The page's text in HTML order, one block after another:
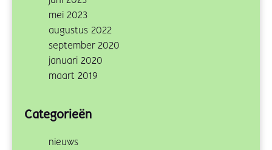
mei 2023
augustus 2022
september 2020
januari 2020
maart 2019
Categorieën
nieuws